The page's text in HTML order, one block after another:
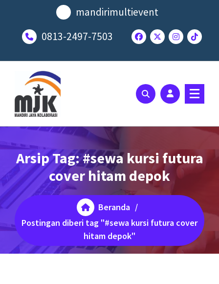
mandirimultievent
0813-2497-7503
Arsip Tag: #sewa kursi futura
cover hitam depok
Beranda /
Postingan diberi tag "#sewa kursi futura cover
hitam depok"